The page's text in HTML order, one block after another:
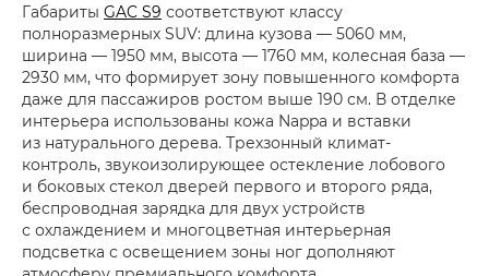
Габариты GAC S9 соответствуют классу
полноразмерных SUV: длина кузова — 5060 мм,
ширина — 1950 мм, высота — 1760 мм, колесная база —
2930 мм, что формирует зону повышенного комфорта
даже для пассажиров ростом выше 190 см. В отделке
интерьера использованы кожа Nappa и вставки
из натурального дерева. Трехзонный климат-
контроль, звукоизолирующее остекление лобового
и боковых стекол дверей первого и второго ряда,
беспроводная зарядка для двух устройств
с охлаждением и многоцветная интерьерная
подсветка с освещением зоны ног дополняют